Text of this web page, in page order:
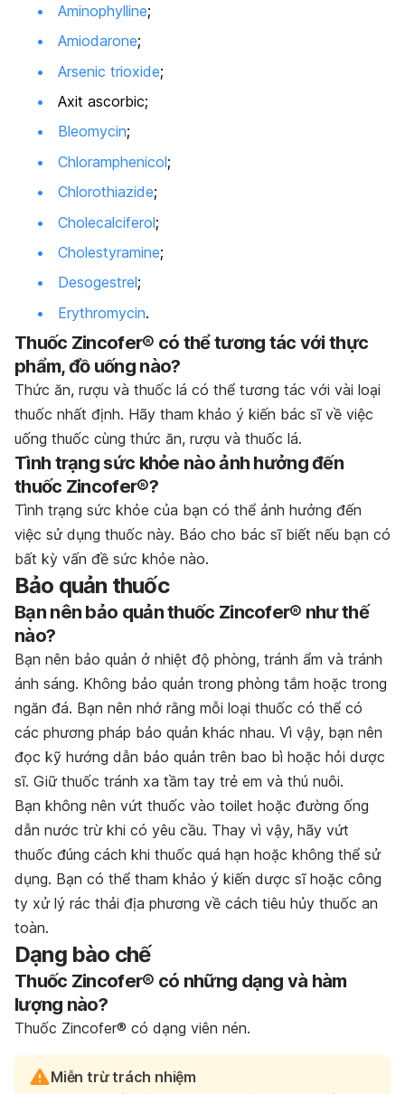
Aminophylline;
Amiodarone;
Arsenic trioxide;
Axit ascorbic;
Bleomycin;
Chloramphenicol;
Chlorothiazide;
Cholecalciferol;
Cholestyramine;
Desogestrel;
Erythromycin.
Thuốc Zincofer® có thể tương tác với thực
phẩm, đồ uống nào?
Thức ăn, rượu và thuốc lá có thể tương tác với vài loại
thuốc nhất định. Hãy tham khảo ý kiến bác sĩ về việc
uống thuốc cùng thức ăn, rượu và thuốc lá.
Tình trạng sức khỏe nào ảnh hưởng đến
thuốc Zincofer®?
Tình trạng sức khỏe của bạn có thể ảnh hưởng đến
việc sử dụng thuốc này. Báo cho bác sĩ biết nếu bạn có
bất kỳ vấn đề sức khỏe nào.
Bảo quản thuốc
Bạn nên bảo quản thuốc Zincofer® như thế
nào?
Bạn nên bảo quản ở nhiệt độ phòng, tránh ẩm và tránh
ánh sáng. Không bảo quản trong phòng tắm hoặc trong
ngăn đá. Bạn nên nhớ rằng mỗi loại thuốc có thể có
các phương pháp bảo quản khác nhau. Vì vậy, bạn nên
đọc kỹ hướng dẫn bảo quản trên bao bì hoặc hỏi dược
sĩ. Giữ thuốc tránh xa tầm tay trẻ em và thú nuôi.
Bạn không nên vứt thuốc vào toilet hoặc đường ống
dẫn nước trừ khi có yêu cầu. Thay vì vậy, hãy vứt
thuốc đúng cách khi thuốc quá hạn hoặc không thể sử
dụng. Bạn có thể tham khảo ý kiến dược sĩ hoặc công
ty xử lý rác thải địa phương về cách tiêu hủy thuốc an
toàn.
Dạng bào chế
Thuốc Zincofer® có những dạng và hàm
lượng nào?
Thuốc Zincofer® có dạng viên nén.
Miễn trừ trách nhiệm